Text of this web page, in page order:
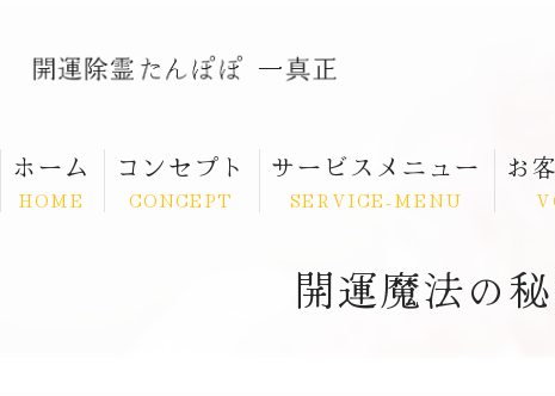
ホーム
HOME
コンセプト
CONCEPT
サービスメニュー
SERVICE-MENU
お
開運魔法の